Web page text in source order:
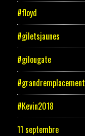
#floyd
#giletsjaunes
#gilougate
#grandremplacement
#Kevin2018
11 septembre